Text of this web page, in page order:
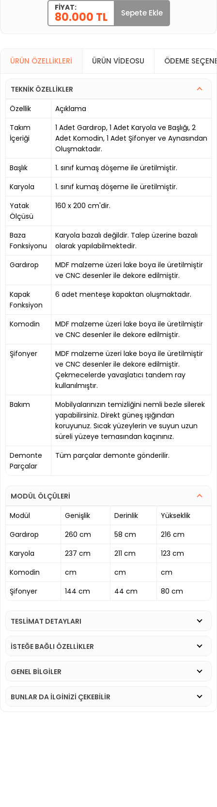
FIYAT:
80.000 TL Sepete Ekle
ÜRÜN ÖZELLIKLERI ÜRÜN VIDEOSU ÖDEME
TEKNİK ÖZELLİKLER
Özellik
Açıklama
Takım
İçeriği
1 Adet Gardırop, 1 Adet Karyola ve Başlığı, 2
Adet Komodin, 1 Adet Şifonyer ve Aynasından
Oluşmaktadır.
Başlık
1. sınıf kumaş döşeme ile üretilmiştir.
Karyola
1. sınıf kumaş döşeme ile üretilmiştir.
Yatak
Ölçüsü
160 x 200 cm'dir.
Baza
Fonksiyonu
Karyola bazalı değildir. Talep üzerine bazalı
olarak yapılabilmektedir.
Gardırop
MDF malzeme üzeri lake boya ile üretilmiştir
ve CNC desenler ile dekore edilmiştir.
Kapak
Fonksiyon
6 adet menteşe kapaktan oluşmaktadır.
Komodin
MDF malzeme üzeri lake boya ile üretilmiştir
ve CNC desenler ile dekore edilmiştir.
Şifonyer
MDF malzeme üzeri lake boya ile üretilmiştir
ve CNC desenler ile dekore edilmiştir.
Çekmecelerde yavaşlatıcı tandem ray
kullanılmıştır.
Bakım
Mobilyalarınızın temizliğini nemli bezle silerek
yapabilirsiniz. Direkt güneş ışığından
koruyunuz. Sıcak yüzeylerin ve suyun uzun
süreli yüzeye temasından kaçınınız.
Demonte
Parçalar
Tüm parçalar demonte gönderilir.
MODÜL ÖLÇÜLERİ
Modül
Genişlik Derinlik
Yükseklik
Gardırop
260 cm 58 cm
216 cm
Karyola
237 cm 211 cm
123 cm
Komodin
cm cm
cm
Şifonyer
144 cm 44 cm 80 cm
TESLİMAT DETAYLARI
İSTEĞE BAĞLI ÖZELLİKLER
GENEL BİLGİLER
BUNLAR DA İLGINIZI ÇEKEBILIR